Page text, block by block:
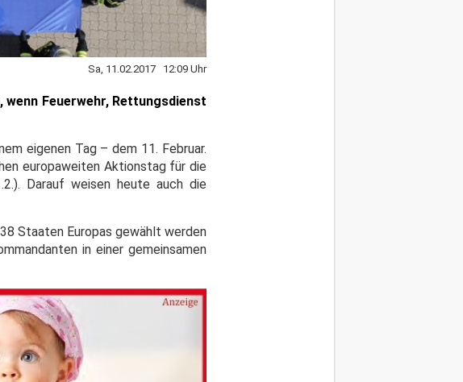
Sa, 11.02.2017 12:09 Uhr
Feuerwehr, Rettungsdienst
eigenen Tag – dem 11. Februar.
europaweiten Aktionstag für die
Darauf weisen heute auch die
Staaten Europas gewählt werden
in einer gemeinsamen